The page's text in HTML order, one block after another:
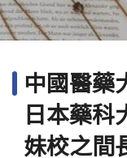
院長信箱
尖端創新
檔案下載
中國醫藥
日本藥科
妹校之間